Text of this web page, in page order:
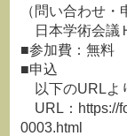
（問い合わせ・
日本学術会議
■参加費：無料
■申込
以下のURLよ
URL：https://
0003.html